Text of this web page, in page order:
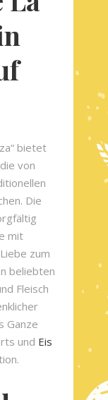
bietet
von
Die
mit
zum
beliebten
Fleisch
Ganze
und Eis